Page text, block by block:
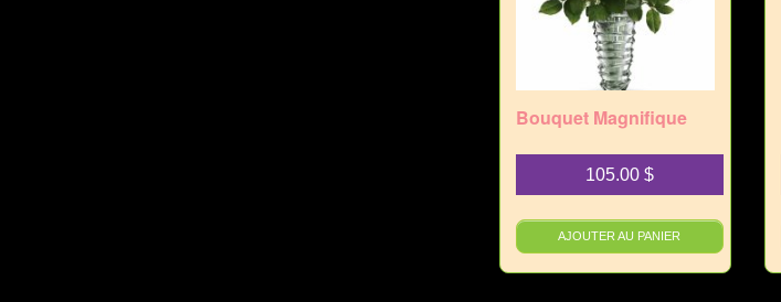
Bouquet Magnifique
105.00 $
AJOUTER AU PANIER